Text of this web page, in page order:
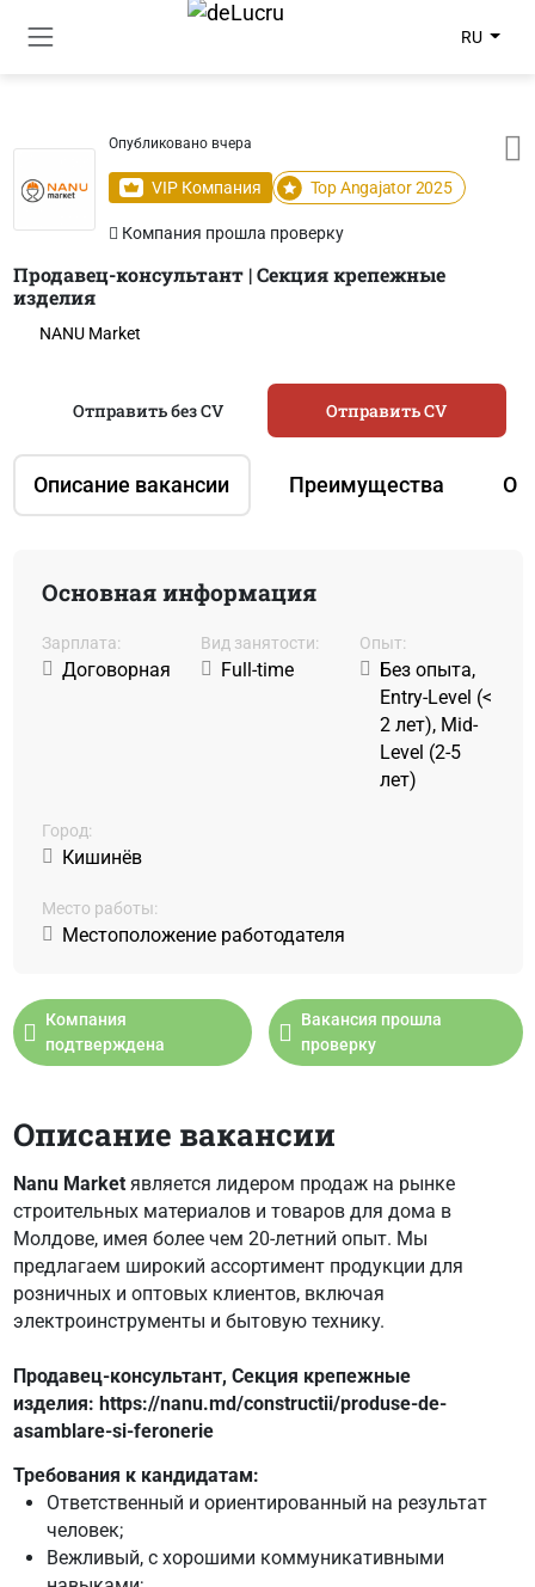
RU
Опубликовано вчера
VIP Компания Top Angajator 2025
Компания прошла проверку
Продавец-консультант | Секция крепежные
изделия
NANU Market
Описание вакансии Преимущества О
Отправить без CV Отправить CV
Основная информация
Зарплата:
Договорная
Вид занятости:
Full-time
Oпыт:
Без опыта,
Entry-Level (<
2 лет), Mid-
Level (2-5
лет)
Город:
Кишинёв
Место работы:
Местоположение работодателя
Компания
подтверждена
Вакансия прошла
проверку
Описание вакансии
Nanu Market является лидером продаж на рынке
строительных материалов и товаров для дома в
Молдове, имея более чем 20-летний опыт. Мы
предлагаем широкий ассортимент продукции для
розничных и оптовых клиентов, включая
электроинструменты и бытовую технику.
Продавец-консультант, Секция крепежные
изделия: https://nanu.md/constructii/produse-de-
asamblare-si-feronerie
Требования к кандидатам:
Ответственный и ориентированный на результат
человек;
Вежливый, с хорошими коммуникативными